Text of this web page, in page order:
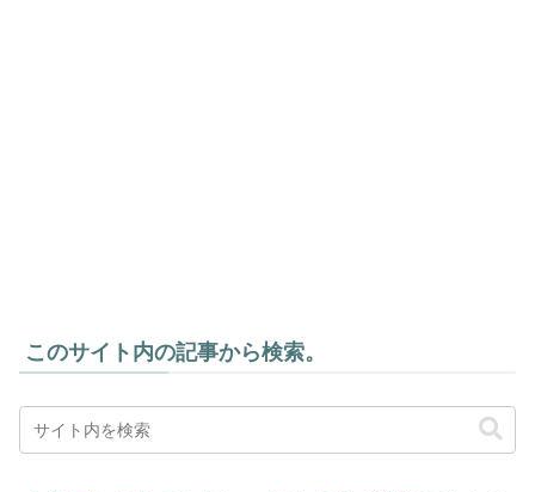
このサイト内の記事から検索。